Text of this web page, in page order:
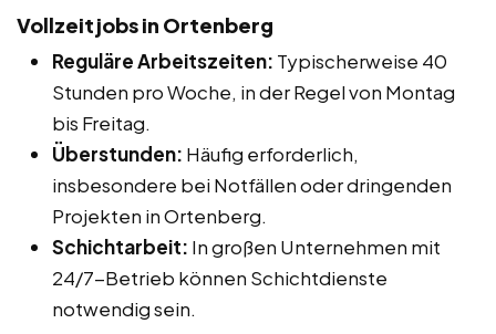
Vollzeitjobs in Ortenberg
Reguläre Arbeitszeiten: Typischerweise 40
Stunden pro Woche, in der Regel von Montag
bis Freitag.
Überstunden: Häufig erforderlich,
insbesondere bei Notfällen oder dringenden
Projekten in Ortenberg.
Schichtarbeit: In großen Unternehmen mit
24/7-Betrieb können Schichtdienste
notwendig sein.